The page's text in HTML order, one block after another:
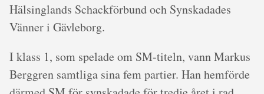
Hälsinglands Schackförbund och Synskadades
Vänner i Gävleborg.
I klass 1, som spelade om SM-titeln, vann Markus
Berggren samtliga sina fem partier. Han hemförde